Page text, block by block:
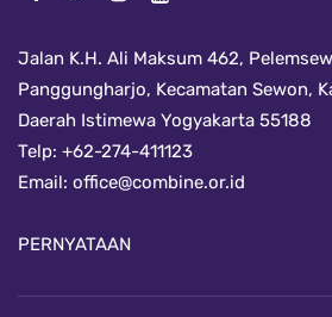
Jalan K.H. Ali Maksum 462,
Panggungharjo, Kecamatan Sewon,
Daerah Istimewa Yogyakarta 55188
Telp: +62-274-411123
Email: office@combine.or.id
PERNYATAAN